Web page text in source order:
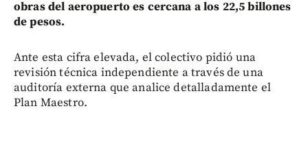
obras del aeropuerto es cercana a los 22,5 billones
de pesos.
Ante esta cifra elevada, el colectivo pidió una
revisión técnica independiente a través de una
auditoría externa que analice detalladamente el
Plan Maestro.